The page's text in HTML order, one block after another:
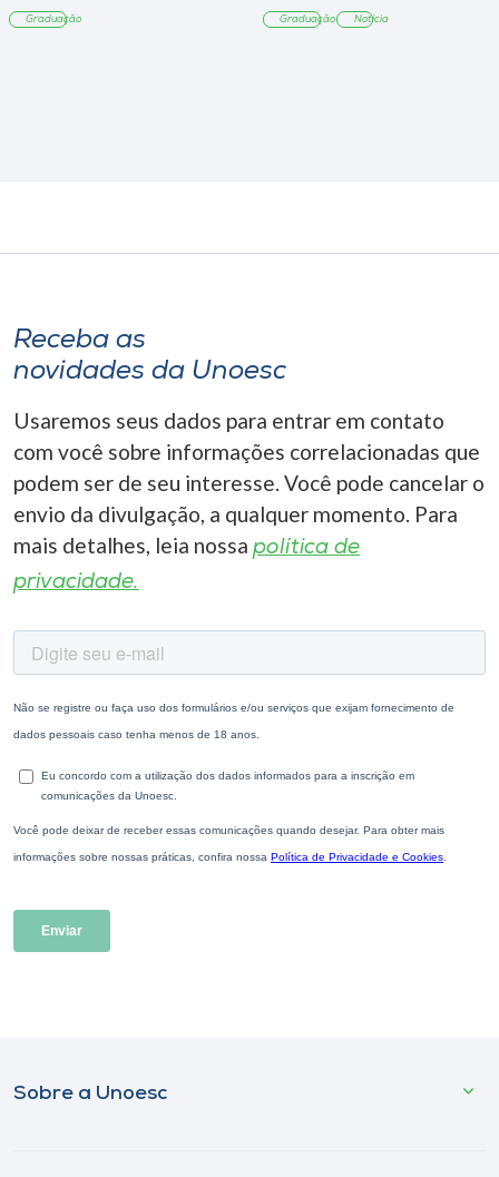
Graduação Graduação Notícia
Receba as
novidades da Unoesc
Usaremos seus dados para entrar em contato
com você sobre informações correlacionadas que
podem ser de seu interesse. Você pode cancelar o
envio da divulgação, a qualquer momento. Para
mais detalhes, leia nossa política de
privacidade.
Sobre a Unoesc